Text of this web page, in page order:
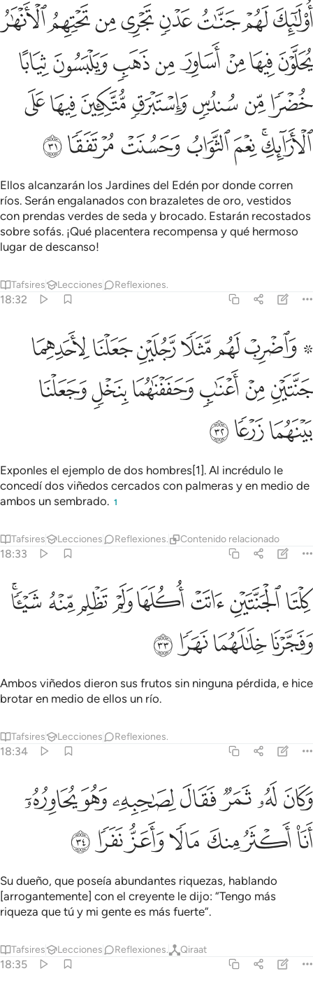
اولايك لهم جنات عدن تجري من تحتهم الانهار يحلون فيها من اساور
أُو۟لَـٰٓئِكَ لَهُمْ جَنَّـٰتُ عَدْنٍۢ تَجْرِى مِن تَحْتِهِمُ ٱلْأَنْهَـٰرُ يُحَلَّوْنَ فِيهَا
ﲐﲑﲒﲓﲔﲕﲖﲗ
ﲘﲙﲚﲛﲜﲝﲞﲟ
ﲠﲡﲢﲣﲤﲥﲦ
ﲧﲨﲩﲪﲫﲬﲭ
Ellos alcanzarán los Jardines del Edén por donde corren
ríos. Serán engalanados con brazaletes de oro, vestidos
con prendas verdes de seda y brocado. Estarán recostados
sobre sofás. ¡Qué placentera recompensa y qué hermoso
lugar de descanso!
Tafsires Lecciones Reflexiones.
18:32
۞ واضرب لهم مثلا رجلين جعلنا لاحدهما جنتين من اعناب وحففناهما
۞ وَٱضْرِبْ لَهُم مَّثَلًۭا رَّجُلَيْنِ جَعَلْنَا لِأَحَدِهِمَا جَنَّتَيْنِ مِنْ أَعْنَـٰبٍۢ
ﲮ ﲯﲰﲱﲲﲳﲴ
ﲵﲶﲷﲸﲹﲺ
ﲻﲼﲽ
Exponles el ejemplo de dos hombres[1]. Al incrédulo le
concedí dos viñedos cercados con palmeras y en medio de
ambos un sembrado. 1
Tafsires Lecciones Reflexiones. Contenido relacionado
18:33
كلتا الجنتين اتت اكلها ولم تظلم منه شييا وفجرنا خلالهما نهرا ٣٣
كِلْتَا ٱلْجَنَّتَيْنِ ءَاتَتْ أُكُلَهَا وَلَمْ تَظْلِم مِّنْهُ شَيْـًۭٔا ۚ وَفَجَّرْنَا خِلَـٰلَهُمَا
ﲾﲿﳀﳁﳂﳃﳄﳅﳆ
ﳇﳈﳉﳊ
Ambos viñedos dieron sus frutos sin ninguna pérdida, e hice
brotar en medio de ellos un río.
Tafsires Lecciones Reflexiones.
18:34
وكان له ثمر فقال لصاحبه وهو يحاوره انا اكثر منك مالا واعز نفرا ٣٤
وَكَانَ لَهُۥ ثَمَرٌۭ فَقَالَ لِصَـٰحِبِهِۦ وَهُوَ يُحَاوِرُهُۥٓ أَنَا۠ أَكْثَرُ مِنكَ مَالًۭا
ﳋﳌﳍﳎﳏﳐﳑ
ﳒﳓﳔ ﳕﳖﳗﳘ
Su dueño, que poseía abundantes riquezas, hablando
[arrogantemente] con el creyente le dijo: “Tengo más
riqueza que tú y mi gente es más fuerte”.
Tafsires Lecciones Reflexiones. Qiraat
18:35